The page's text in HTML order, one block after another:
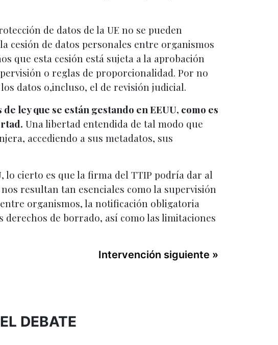
de datos de la UE no se pueden
cesión de datos personales entre organismos
que esta cesión está sujeta a la aprobación
o reglas de proporcionalidad. Por no
datos o,incluso, el de revisión judicial.
ley que se están gestando en EEUU, como es
Una libertad entendida de tal modo que
accediendo a sus metadatos, sus
lo cierto es que la firma del TTIP podría dar al
resultan tan esenciales como la supervisión
organismos, la notificación obligatoria
de borrado, así como las limitaciones
Intervención siguiente »
DEBATE